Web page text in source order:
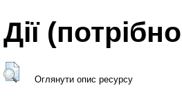
Дії
Оглянути опис ресурсу